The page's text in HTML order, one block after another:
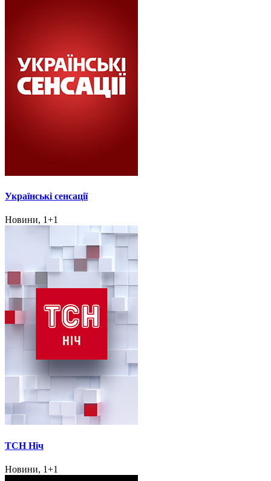
Українські сенсації
Новини, 1+1
ТСН Ніч
Новини, 1+1